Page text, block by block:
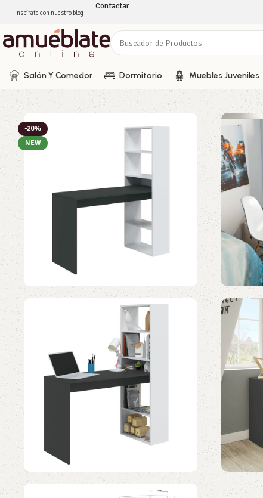
Inspírate con nuestro blog
Contactar
Salón Y Comedor Dormitorio Muebles Juveniles
-20%
NEW